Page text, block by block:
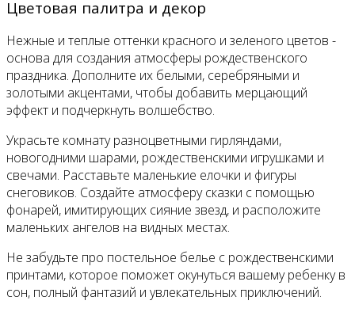
Цветовая палитра и декор
Нежные и теплые оттенки красного и зеленого цветов -
основа для создания атмосферы рождественского
праздника. Дополните их белыми, серебряными и
золотыми акцентами, чтобы добавить мерцающий
эффект и подчеркнуть волшебство.
Украсьте комнату разноцветными гирляндами,
новогодними шарами, рождественскими игрушками и
свечами. Расставьте маленькие елочки и фигуры
снеговиков. Создайте атмосферу сказки с помощью
фонарей, имитирующих сияние звезд, и расположите
маленьких ангелов на видных местах.
Не забудьте про постельное белье с рождественскими
принтами, которое поможет окунуться вашему ребенку в
сон, полный фантазий и увлекательных приключений.